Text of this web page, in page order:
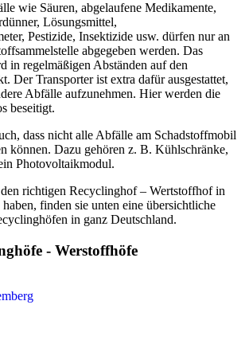
wie Säuren, abgelaufene Medikamente,
Lösungsmittel,
Pestizide, Insektizide usw. dürfen nur an
abgegeben werden. Das
in regelmäßigen Abständen auf den
Der Transporter ist extra dafür ausgestattet,
Abfälle aufzunehmen. Hier werden die
beseitigt.
dass nicht alle Abfälle am Schadstoffmobil
können. Dazu gehören z. B. Kühlschränke,
Photovoltaikmodul.
richtigen Recyclinghof – Wertstoffhof in
finden sie unten eine übersichtliche
in ganz Deutschland.
- Werstoffhöfe